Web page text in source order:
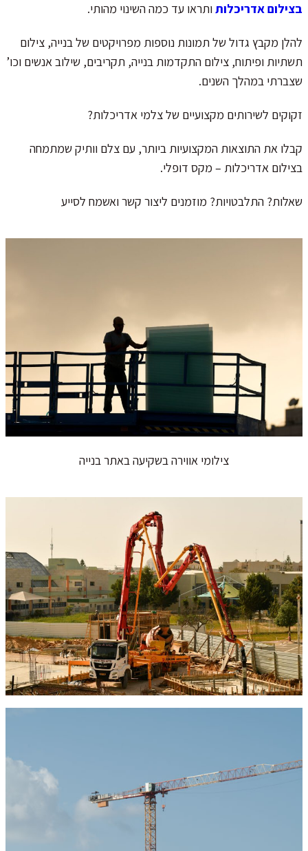
בצילום אדריכלותותראו עד כמה השינוי מהותי.
להלן מקבץ גדול של תמונות נוספות מפרויקטים של בנייה, צילום
תשתיות ופיתוח, צילום התקדמות בנייה, תקריבים, שילוב אנשים וכו’
שצברתי במהלך השנים.
זקוקים לשירותים מקצועיים של צלמי אדריכלות?
קבלו את התוצאות המקצועיות ביותר, עם צלם וותיק שמתמחה
בצילום אדריכלות – מקס דופלי.
שאלות? התלבטויות? מוזמנים ליצור קשר ואשמח לסייע
צילומי אווירה בשקיעה באתר בנייה